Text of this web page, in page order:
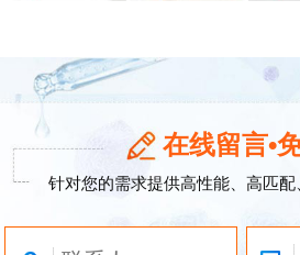
在线留言•
针对您的需求提供高性能、高匹